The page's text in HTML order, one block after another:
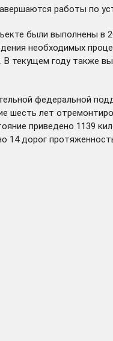
работы по
были выполнены в
необходимых
текущем году также
федеральной
шесть лет
приведено 1139
14 дорог